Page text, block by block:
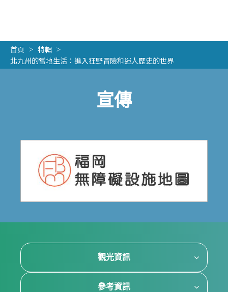
首頁
特輯
北九州的當地生活：進入狂野冒險和迷人歷史的世界
宣傳
觀光資訊
參考資訊